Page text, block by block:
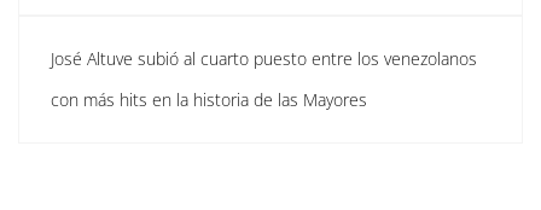
José Altuve subió al cuarto puesto entre los venezolanos
con más hits en la historia de las Mayores